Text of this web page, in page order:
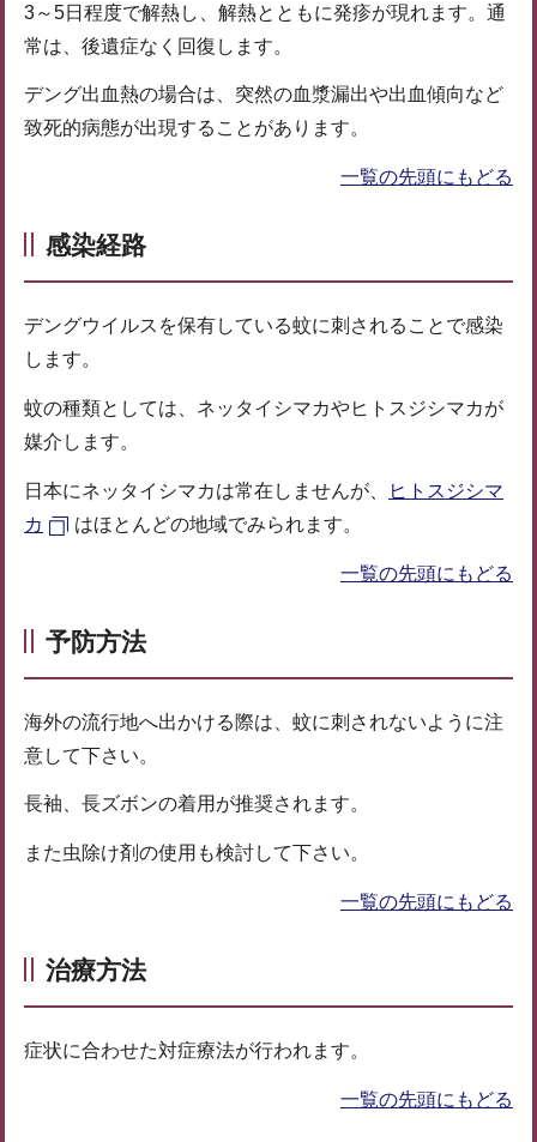
3～5日程度で解熱し、解熱とともに発疹が現れます。通
常は、後遺症なく回復します。
デング出血熱の場合は、突然の血漿漏出や出血傾向など
致死的病態が出現することがあります。
一覧の先頭にもどる
感染経路
デングウイルスを保有している蚊に刺されることで感染
します。
蚊の種類としては、ネッタイシマカやヒトスジシマカが
媒介します。
日本にネッタイシマカは常在しませんが、
ヒトスジシマ
カ
はほとんどの地域でみられます。
一覧の先頭にもどる
予防方法
海外の流行地へ出かける際は、蚊に刺されないように注
意して下さい。
長袖、長ズボンの着用が推奨されます。
また虫除け剤の使用も検討して下さい。
一覧の先頭にもどる
治療方法
症状に合わせた対症療法が行われます。
一覧の先頭にもどる